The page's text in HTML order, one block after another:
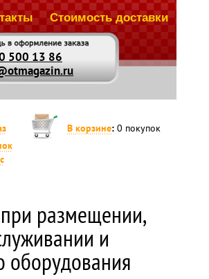
500 13 86
Стоимость доставки
В корзине: 0 покупок
размещении,
и
оборудования